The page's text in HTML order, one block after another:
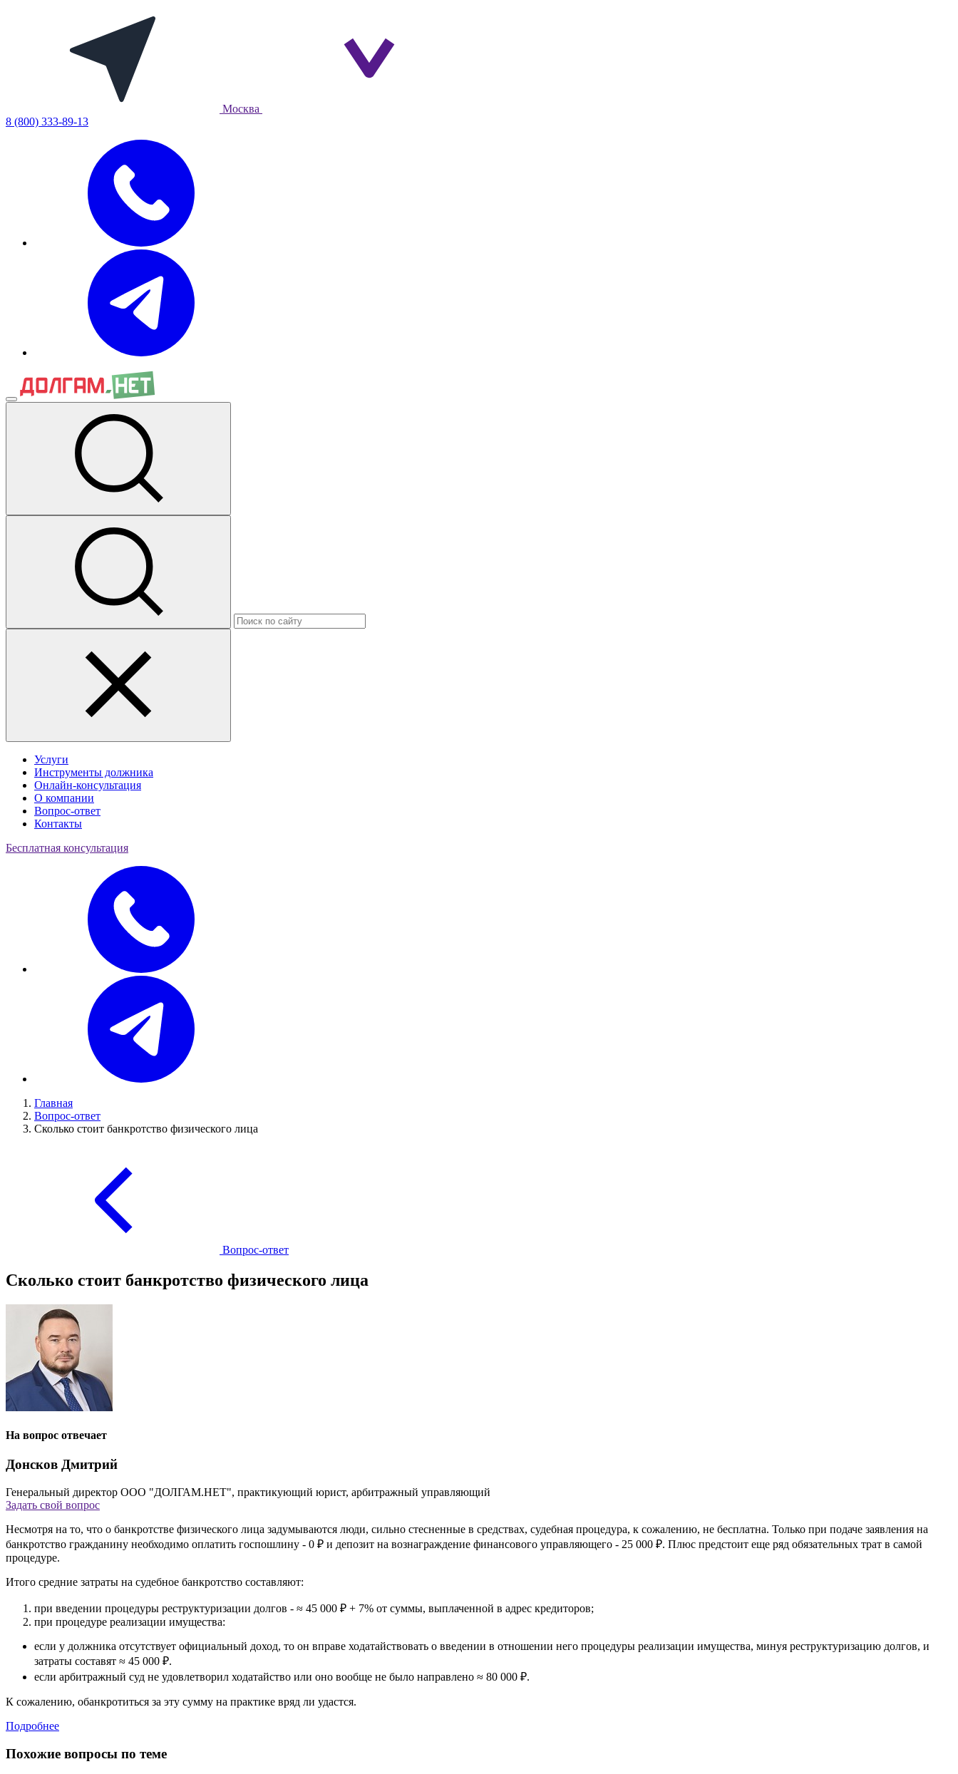
Москва
8 (800) 333-89-13
Услуги
Инструменты должника
Онлайн-консультация
О компании
Вопрос-ответ
Контакты
Бесплатная консультация
Главная
Вопрос-ответ
Сколько стоит банкротство физического лица
Вопрос-ответ
Сколько стоит банкротство физического лица
На вопрос отвечает
Донсков Дмитрий
Генеральный директор ООО "ДОЛГАМ.НЕТ", практикующий юрист, арбитражный управляющий
Задать свой вопрос
Несмотря на то, что о банкротстве физического лица задумываются люди, сильно стесненные в средствах, судебная процедура, к сожалению, не бесплатна. Только при подаче заявления на
банкротство гражданину необходимо оплатить госпошлину - 0 ₽ и депозит на вознаграждение финансового управляющего - 25 000 ₽. Плюс предстоит еще ряд обязательных трат в самой
процедуре.
Итого средние затраты на судебное банкротство составляют:
при введении процедуры реструктуризации долгов - ≈ 45 000 ₽ + 7% от суммы, выплаченной в адрес кредиторов;
при процедуре реализации имущества:
если у должника отсутствует официальный доход, то он вправе ходатайствовать о введении в отношении него процедуры реализации имущества, минуя реструктуризацию долгов, и
затраты составят ≈ 45 000 ₽.
если арбитражный суд не удовлетворил ходатайство или оно вообще не было направлено ≈ 80 000 ₽.
К сожалению, обанкротиться за эту сумму на практике вряд ли удастся.
Подробнее
Похожие вопросы по теме